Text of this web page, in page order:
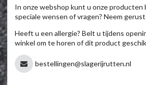
In onze webshop kunt u onze producten
speciale wensen of vragen? Neem
Heeft u een allergie? Belt u tijdens
winkel om te horen of dit product
bestellingen@slagerijrutten.nl